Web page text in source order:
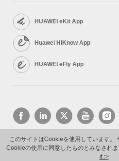
このサイトはCookieを使用しています。
Cookieの使用に同意したものとみなされま
む>
HUAWEI eKit App
Huawei HiKnow App
HUAWEI eFly App
Copyright © 2026 Huawei
プライバシーポリシー